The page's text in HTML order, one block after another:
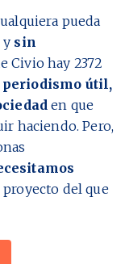
pueda
y sin
Civio hay 2372
periodismo útil,
en que
haciendo. Pero,
del que